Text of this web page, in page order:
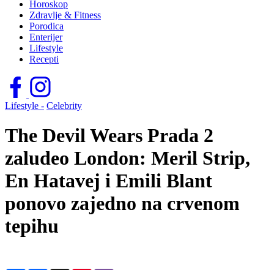
Horoskop
Zdravlje & Fitness
Porodica
Enterijer
Lifestyle
Recepti
Lifestyle - Celebrity
The Devil Wears Prada 2
zaludeo London: Meril Strip,
En Hatavej i Emili Blant
ponovo zajedno na crvenom
tepihu